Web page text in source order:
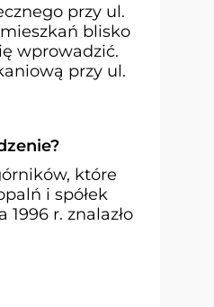
przy ul.
blisko
wprowadzić.
przy ul.
które
i spółek
r. znalazło